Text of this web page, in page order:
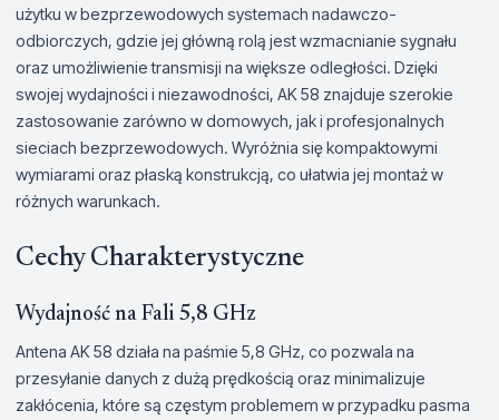
użytku w bezprzewodowych systemach nadawczo-
odbiorczych, gdzie jej główną rolą jest wzmacnianie sygnału
oraz umożliwienie transmisji na większe odległości. Dzięki
swojej wydajności i niezawodności, AK 58 znajduje szerokie
zastosowanie zarówno w domowych, jak i profesjonalnych
sieciach bezprzewodowych. Wyróżnia się kompaktowymi
wymiarami oraz płaską konstrukcją, co ułatwia jej montaż w
różnych warunkach.
Cechy Charakterystyczne
Wydajność na Fali 5,8 GHz
Antena AK 58 działa na paśmie 5,8 GHz, co pozwala na
przesyłanie danych z dużą prędkością oraz minimalizuje
zakłócenia, które są częstym problemem w przypadku pasma